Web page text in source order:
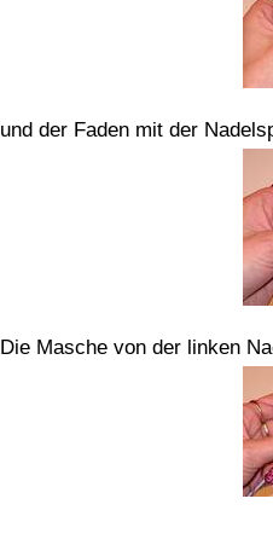
und der Faden mit der
Die Masche von der linken